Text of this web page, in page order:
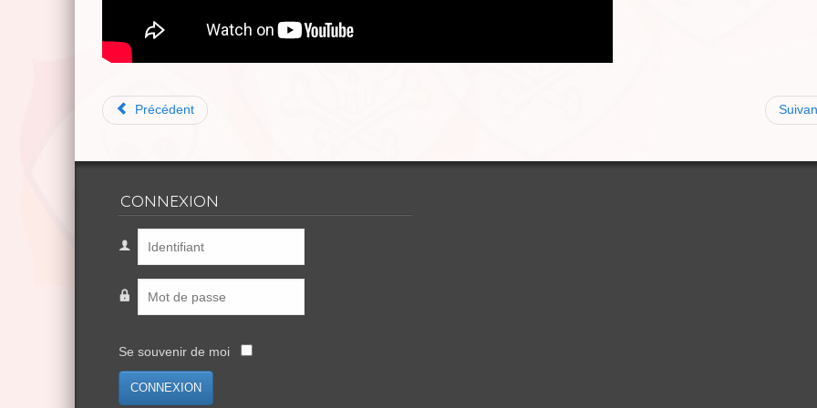
Précédent
CONNEXION
Se souvenir de moi
CONNEXION